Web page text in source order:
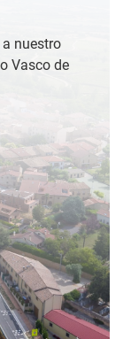
nuestro
Vasco de